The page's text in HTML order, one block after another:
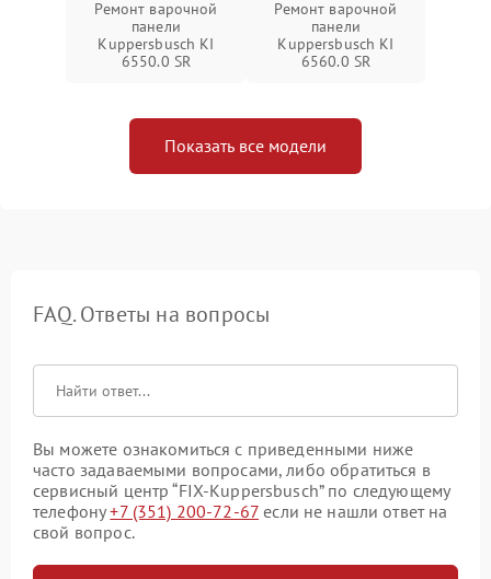
Ремонт варочной
панели
Kuppersbusch KI
6550.0 SR
Ремонт варочной
панели
Kuppersbusch KI
6560.0 SR
Показать все модели
FAQ. Ответы на вопросы
Вы можете ознакомиться с приведенными ниже
часто задаваемыми вопросами, либо обратиться в
сервисный центр “FIX-Kuppersbusch” по следующему
телефону+7 (351) 200-72-67 если не нашли ответ на
свой вопрос.